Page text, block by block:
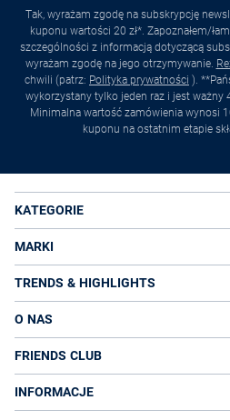
Tak, wyrażam zgodę na subskrypcję
kuponu wartości 20 zł*. Zapoznałem/
szczególności z informacją dotyczącą
wyrażam zgodę na jego otrzymywanie.
chwili (patrz: Polityka prywatności ).
wykorzystany tylko jeden raz i jest ważny
Minimalna wartość zamówienia wynosi
kuponu na ostatnim etapie
KATEGORIE
MARKI
TRENDS & HIGHLIGHTS
O NAS
FRIENDS CLUB
INFORMACJE